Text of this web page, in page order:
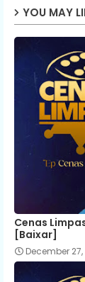
YOU MAY
Cenas
[Baixar]
December 27,